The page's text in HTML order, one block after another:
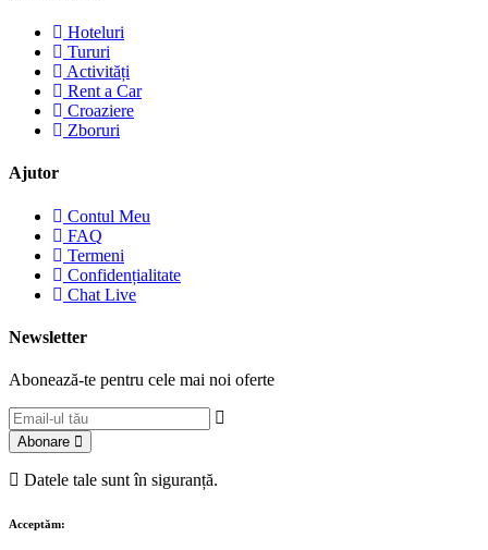
Hoteluri
Tururi
Activități
Rent a Car
Croaziere
Zboruri
Ajutor
Contul Meu
FAQ
Termeni
Confidențialitate
Chat Live
Newsletter
Abonează-te pentru cele mai noi oferte
Abonare
Datele tale sunt în siguranță.
Acceptăm: